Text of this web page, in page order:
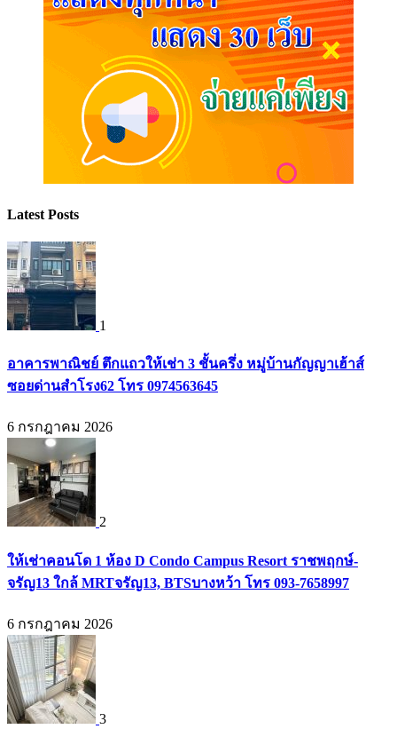
Latest Posts
1
อาคารพาณิชย์ ตึกแถวให้เช่า 3 ชั้นครึ่ง หมู่บ้านกัญญาเฮ้าส์
ซอยด่านสำโรง62 โทร 0974563645
6 กรกฎาคม 2026
2
ให้เช่าคอนโด 1 ห้อง D Condo Campus Resort ราชพฤกษ์-
จรัญ13 ใกล้ MRTจรัญ13, BTSบางหว้า โทร 093-7658997
6 กรกฎาคม 2026
3